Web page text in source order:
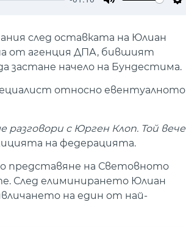
след оставката на Юлиан
от агенция ДПА, бившият
застане начело на Бундестима.
относно евентуалното
с Юрген Клоп. Той вече
на федерацията.
представяне на Световното
След елиминирането Юлиан
на един от най-